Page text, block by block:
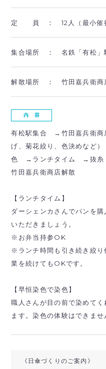
定 員 ： 12人（最小催
集合場所 ： 名鉄「有松
解散場所 ： 竹田嘉兵衛商
内 容
有松駅集合 →竹田嘉兵衛商
げ、菊花絞り、色決めなど
色 →ランチタイム →抜糸
竹田嘉兵衛商店解散
【ランチタイム】
ダーシェンカさんでパンを
いただきましょう。
※お弁当持参OK
※ランチ時間も引き続き絞
業を続けてもOKです。
【早恒染色で染色】
職人さんが目の前で染めて
ます。染色の体験はできませ
《日傘づくりのご案内》